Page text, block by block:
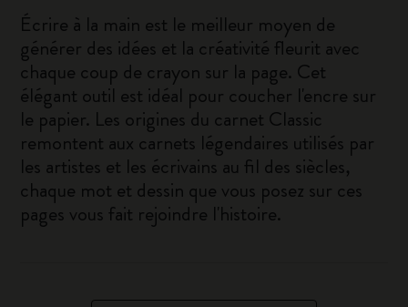
Écrire à la main est le meilleur moyen de
générer des idées et la créativité fleurit avec
chaque coup de crayon sur la page. Cet
élégant outil est idéal pour coucher l'encre sur
le papier. Les origines du carnet Classic
remontent aux carnets légendaires utilisés par
les artistes et les écrivains au fil des siècles,
chaque mot et dessin que vous posez sur ces
pages vous fait rejoindre l'histoire.